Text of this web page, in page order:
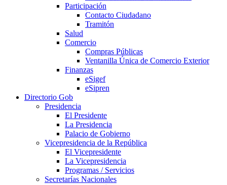
Participación
Contacto Ciudadano
Tramitón
Salud
Comercio
Compras Públicas
Ventanilla Única de Comercio Exterior
Finanzas
eSigef
eSipren
Directorio Gob
Presidencia
El Presidente
La Presidencia
Palacio de Gobierno
Vicepresidencia de la República
El Vicepresidente
La Vicepresidencia
Programas / Servicios
Secretarías Nacionales